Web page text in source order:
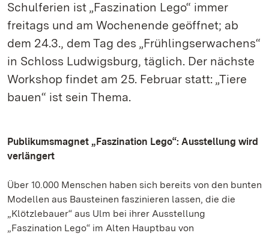
Schulferien ist „Faszination Lego“ immer
freitags und am Wochenende geöffnet; ab
dem 24.3., dem Tag des „Frühlingserwachens“
in Schloss Ludwigsburg, täglich. Der nächste
Workshop findet am 25. Februar statt: „Tiere
bauen“ ist sein Thema.
Publikumsmagnet „Faszination Lego“: Ausstellung wird
verlängert
Über 10.000 Menschen haben sich bereits von den bunten
Modellen aus Bausteinen faszinieren lassen, die die
„Klötzlebauer“ aus Ulm bei ihrer Ausstellung
„Faszination Lego“ im Alten Hauptbau von